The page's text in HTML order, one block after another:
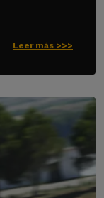
Leer más >>>